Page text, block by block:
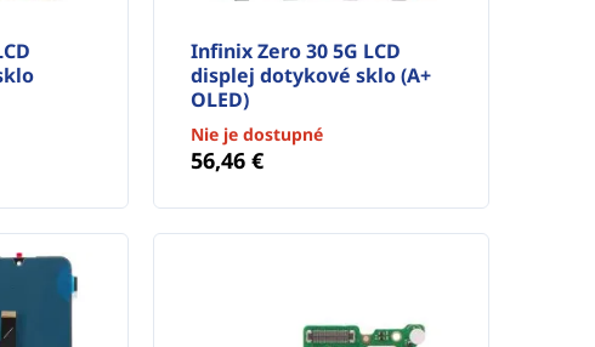
Infinix Zero 30 5G LCD
displej dotykové sklo (A+
OLED)
Nie je dostupné
56,46 €